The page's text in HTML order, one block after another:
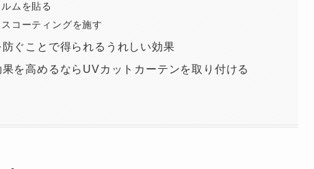
ムを貼る
コーティングを施す
ぐことで得られるうれしい効果
果を高めるならUVカットカーテンを取り付ける